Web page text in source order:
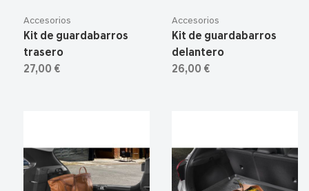
Accesorios
Kit de guardabarros
trasero
27,00 €
Accesorios
Kit de guardabarros
delantero
26,00 €